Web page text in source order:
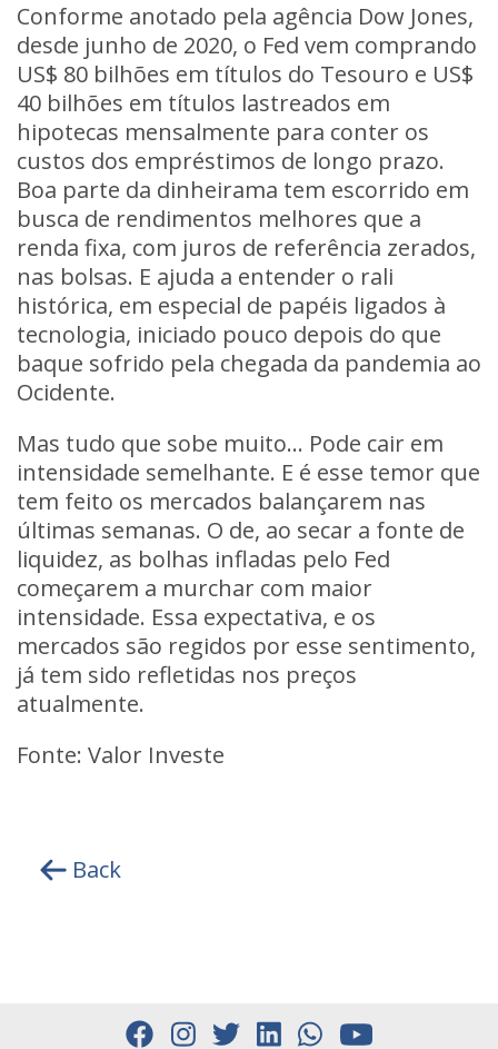
Conforme anotado pela agência Dow Jones,
desde junho de 2020, o Fed vem comprando
US$ 80 bilhões em títulos do Tesouro e US$
40 bilhões em títulos lastreados em
hipotecas mensalmente para conter os
custos dos empréstimos de longo prazo.
Boa parte da dinheirama tem escorrido em
busca de rendimentos melhores que a
renda fixa, com juros de referência zerados,
nas bolsas. E ajuda a entender o rali
histórica, em especial de papéis ligados à
tecnologia, iniciado pouco depois do que
baque sofrido pela chegada da pandemia ao
Ocidente.
Mas tudo que sobe muito… Pode cair em
intensidade semelhante. E é esse temor que
tem feito os mercados balançarem nas
últimas semanas. O de, ao secar a fonte de
liquidez, as bolhas infladas pelo Fed
começarem a murchar com maior
intensidade. Essa expectativa, e os
mercados são regidos por esse sentimento,
já tem sido refletidas nos preços
atualmente.
Fonte: Valor Investe
Back